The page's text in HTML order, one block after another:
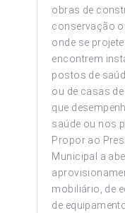
obras de
conservação
onde se
encontrem
postos de
ou de casas
que
saúde ou nos
Propor ao
Municipal a
mobiliário, de
de